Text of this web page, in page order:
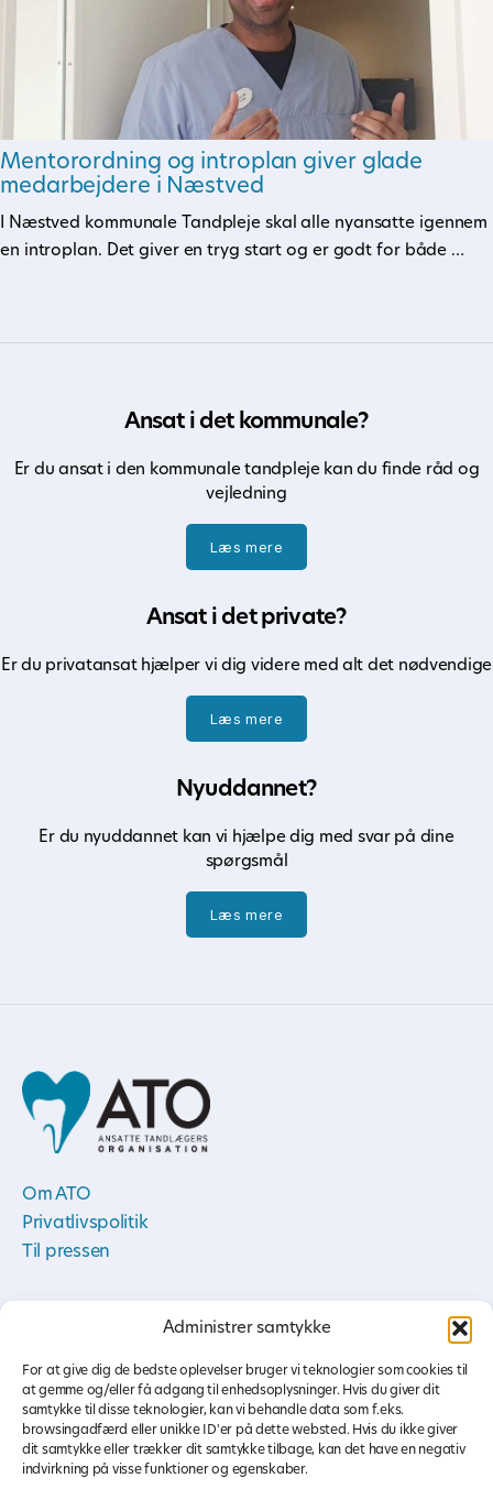
Administrer samtykke
For at give dig de bedste oplevelser bruger vi teknologier som cookies til
at gemme og/eller få adgang til enhedsoplysninger. Hvis du giver dit
samtykke til disse teknologier, kan vi behandle data som f.eks.
browsingadfærd eller unikke ID'er på dette websted. Hvis du ikke giver
dit samtykke eller trækker dit samtykke tilbage, kan det have en negativ
indvirkning på visse funktioner og egenskaber.
Mentorordning og introplan giver glade
medarbejdere i Næstved
I Næstved kommunale Tandpleje skal alle nyansatte igennem
en introplan. Det giver en tryg start og er godt for både …
Ansat i det kommunale?
Er du ansat i den kommunale tandpleje kan du finde råd og
vejledning
Læs mere
Ansat i det private?
Er du privatansat hjælper vi dig videre med alt det nødvendige
Læs mere
Nyuddannet?
Er du nyuddannet kan vi hjælpe dig med svar på dine
spørgsmål
Læs mere
Om ATO
Privatlivspolitik
Til pressen
Kontakt os
Peter Bangs Vej 30, 4 - 2000 Frederiksberg
|
info@ato.dk
| CVR nr.: 55189412